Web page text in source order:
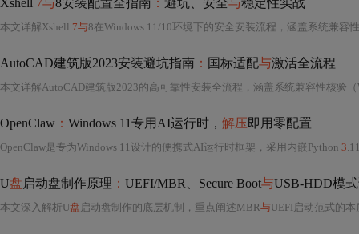
Xshell 7与8安装配置全指南 ： 避坑、安全与稳定性实战
本文详解Xshell 7与8在Windows 11/10环境下的安全安装流程，涵盖系统兼容性校验、历史残留清理、官方渠道下载验证、许可模式选择等关键前置步骤；深入解析安装
AutoCAD建筑版2023安装避坑指南 ： 国标适配与激活全流程
OpenClaw ： Windows 11专用AI运行时， 解压即用零配置
OpenClaw是专为Windows 11设计的便携式AI运行时框架，采用内嵌Python 3
U盘 启动盘制作原理 ： UEFI/MBR、Secure Boot与USB-HDD模
本文深入解析U盘 启动盘制作的底层机制，重点阐述MBR与UEFI启动范式的本